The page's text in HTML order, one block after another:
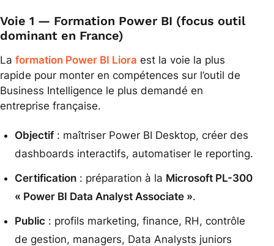
Voie 1 — Formation Power BI (focus outil
dominant en France)
La formation Power BI Liora est la voie la plus
rapide pour monter en compétences sur l’outil de
Business Intelligence le plus demandé en
entreprise française.
Objectif: maîtriser Power BI Desktop, créer des
dashboards interactifs, automatiser le reporting.
Certification : préparation à la Microsoft PL-300
« Power BI Data Analyst Associate ».
Public : profils marketing, finance, RH, contrôle
de gestion, managers, Data Analysts juniors